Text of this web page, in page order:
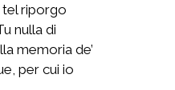
tel riporgo
nulla di
memoria de’
per cui io